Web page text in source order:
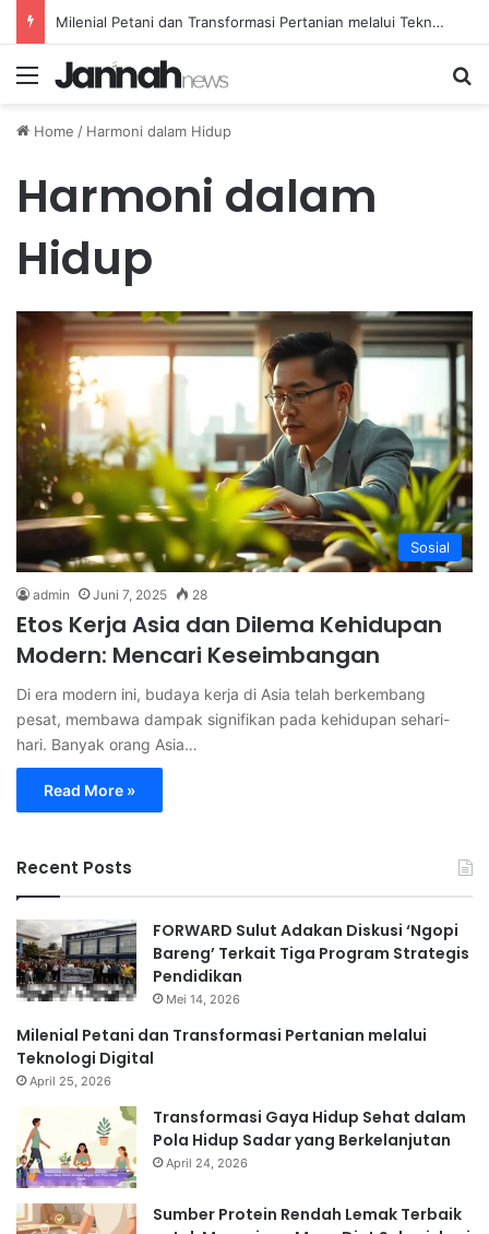
Transformasi Gaya Hidup Sehat dalam Pola Hidup Sadar yang Berkelanjutan
Menu
Home / Harmoni dalam Hidup
Harmoni dalam
Hidup
Sosial
admin Juni 7, 2025 28
Etos Kerja Asia dan Dilema Kehidupan
Modern: Mencari Keseimbangan
Di era modern ini, budaya kerja di Asia telah berkembang
pesat, membawa dampak signifikan pada kehidupan sehari-
hari. Banyak orang Asia…
Read More »
Recent Posts
FORWARD Sulut Adakan Diskusi ‘Ngopi
Bareng’ Terkait Tiga Program Strategis
Pendidikan
Mei 14, 2026
Milenial Petani dan Transformasi Pertanian melalui
Teknologi Digital
April 25, 2026
Transformasi Gaya Hidup Sehat dalam
Pola Hidup Sadar yang Berkelanjutan
April 24, 2026
Sumber Protein Rendah Lemak Terbaik